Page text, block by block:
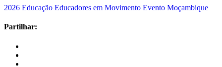
2026 Educação Educadores em Movimento Evento Moçambique
Partilhar: